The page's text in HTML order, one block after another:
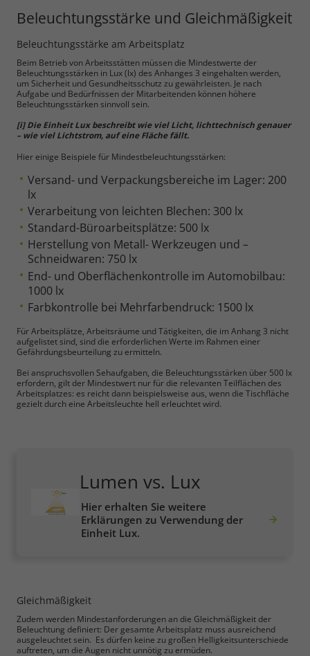
Beleuchtungsstärke und Gleichmäßigkeit
Beleuchtungsstärke am Arbeitsplatz
Beim Betrieb von Arbeitsstätten müssen die Mindestwerte der
Beleuchtungsstärken in Lux (lx) des Anhanges 3 eingehalten werden,
um Sicherheit und Gesundheitsschutz zu gewährleisten. Je nach
Aufgabe und Bedürfnissen der Mitarbeitenden können höhere
Beleuchtungsstärken sinnvoll sein.
[i] Die Einheit Lux beschreibt wie viel Licht, lichttechnisch genauer
– wie viel Lichtstrom, auf eine Fläche fällt.
Hier einige Beispiele für Mindestbeleuchtungsstärken:
Versand- und Verpackungsbereiche im Lager: 200
lx
Verarbeitung von leichten Blechen: 300 lx
Standard-Büroarbeitsplätze: 500 lx
Herstellung von Metall- Werkzeugen und –
Schneidwaren: 750 lx
End- und Oberflächenkontrolle im Automobilbau:
1000 lx
Farbkontrolle bei Mehrfarbendruck: 1500 lx
Für Arbeitsplätze, Arbeitsräume und Tätigkeiten, die im Anhang 3 nicht
aufgelistet sind, sind die erforderlichen Werte im Rahmen einer
Gefährdungsbeurteilung zu ermitteln.
Bei anspruchsvollen Sehaufgaben, die Beleuchtungsstärken über 500 lx
erfordern, gilt der Mindestwert nur für die relevanten Teilflächen des
Arbeitsplatzes: es reicht dann beispielsweise aus, wenn die Tischfläche
gezielt durch eine Arbeitsleuchte hell erleuchtet wird.
Lumen vs. Lux
Hier erhalten Sie weitere
Erklärungen zu Verwendung der
Einheit Lux.
Gleichmäßigkeit
Zudem werden Mindestanforderungen an die Gleichmäßigkeit der
Beleuchtung definiert: Der gesamte Arbeitsplatz muss ausreichend
ausgeleuchtet sein. Es dürfen keine zu großen Helligkeitsunterschiede
auftreten, um die Augen nicht unnötig zu ermüden.